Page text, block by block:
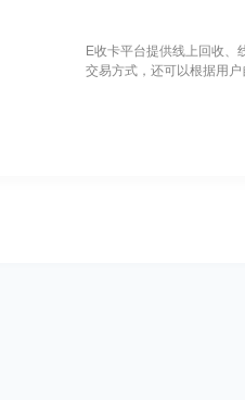
E收卡平台提供线上回收、
交易方式，还可以根据用户